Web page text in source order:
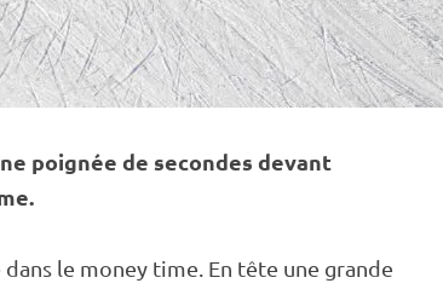
poignée de secondes devant
dans le money time. En tête une grande